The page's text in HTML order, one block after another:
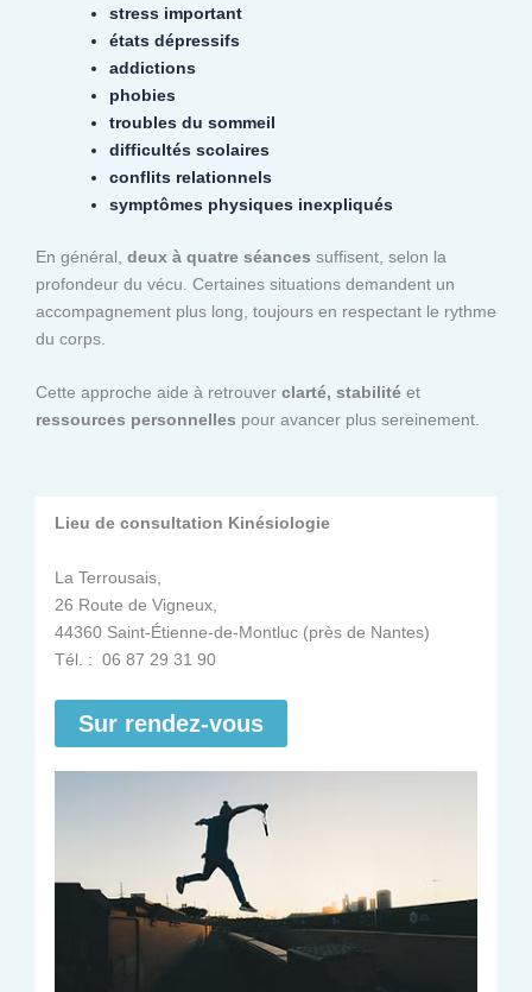
stress important
états dépressifs
addictions
phobies
troubles du sommeil
difficultés scolaires
conflits relationnels
symptômes physiques inexpliqués
En général, deux à quatre séances suffisent, selon la
profondeur du vécu. Certaines situations demandent un
accompagnement plus long, toujours en respectant le rythme
du corps.
Cette approche aide à retrouver clarté, stabilité et
ressources personnelles pour avancer plus sereinement.
Lieu de consultation Kinésiologie
La Terrousais,
26 Route de Vigneux,
44360 Saint-Étienne-de-Montluc (près de Nantes)
Tél. : 06 87 29 31 90
Sur rendez-vous